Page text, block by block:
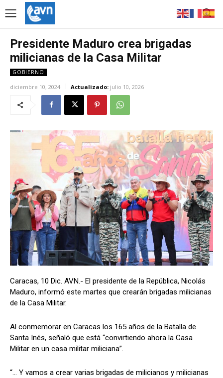
Presidente Maduro crea brigadas
milicianas de la Casa Militar
GOBIERNO
diciembre 10, 2024 Actualizado: julio 10, 2026
Caracas, 10 Dic. AVN.- El presidente de la República, Nicolás
Maduro, informó este martes que crearán brigadas milicianas
de la Casa Militar.
Al conmemorar en Caracas los 165 años de la Batalla de
Santa Inés, señaló que está “convirtiendo ahora la Casa
Militar en un casa militar miliciana”.
“… Y vamos a crear varias brigadas de milicianos y milicianas